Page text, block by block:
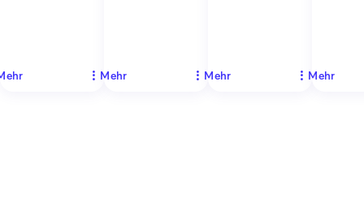
Mehr Mehr Mehr